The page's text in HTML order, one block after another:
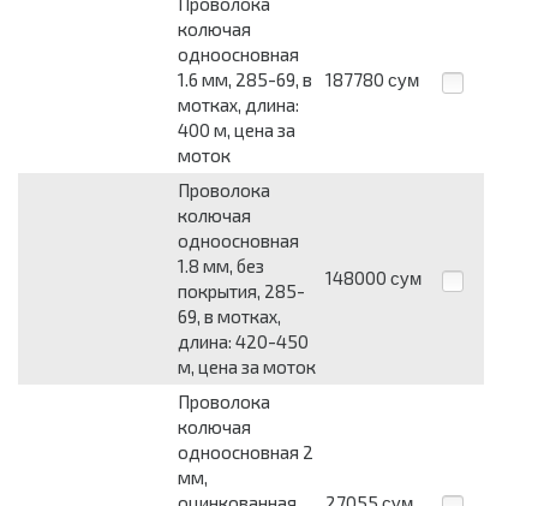
колючая
одноосновная
1.6 мм, 285-69, в
мотках, длина:
400 м, цена за
моток
187780 сум
Проволока
колючая
одноосновная
1.8 мм, без
покрытия, 285-
69, в мотках,
длина: 420-450
м, цена за моток
148000 сум
Проволока
колючая
одноосновная 2
мм,
сум